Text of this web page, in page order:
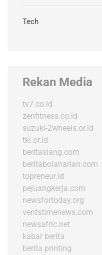
Tech
Rekan Media
tv7.co.id
zenfitness.co.id
suzuki-2wheels.or.id
tki.or.id
beritasiang.com
beritabolaharian.com
topreneur.id
pejuangkerja.com
newsfortoday.org
ventstimenews.com
newsafric.net
kabar berita
berita printing